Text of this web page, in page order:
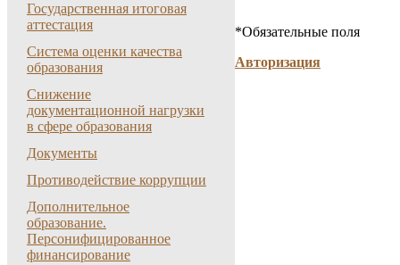
Государственная итоговая
аттестация
Система оценки качества
образования
Снижение
документационной нагрузки
в сфере образования
Документы
Противодействие коррупции
Дополнительное
образование.
Персонифицированное
финансирование
*Обязательные поля
Авторизация